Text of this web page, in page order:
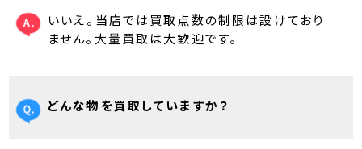
いいえ。当店では買取点数の制限は設けており
ません。大量買取は大歓迎です。
どんな物を買取していますか？